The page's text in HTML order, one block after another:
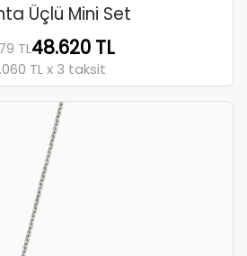
Üçlü Mini Set
TL48.620 TL
TL x 3 taksit